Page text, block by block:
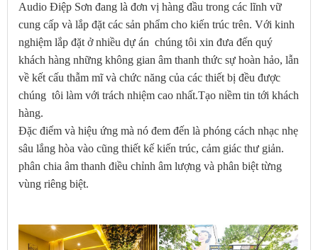
Audio Điệp Sơn đang là đơn vị hàng đầu trong các lĩnh vữ
cung cấp và lắp đặt các sản phẩm cho kiến trúc trên. Với kinh
nghiệm lắp đặt ở nhiều dự án chúng tôi xin đưa đến quý
khách hàng những không gian âm thanh thức sự hoàn hảo, lẫn
về kết cấu thẫm mĩ và chức năng của các thiết bị đều được
chúng tôi làm với trách nhiệm cao nhất.Tạo niềm tin tới khách
hàng.
Đặc điểm và hiệu ứng mà nó đem đến là phóng cách nhạc nhẹ
sâu lắng hòa vào cũng thiết kế kiến trúc, cảm giác thư giản.
phân chia âm thanh điều chỉnh âm lượng và phân biệt từng
vùng riêng biệt.